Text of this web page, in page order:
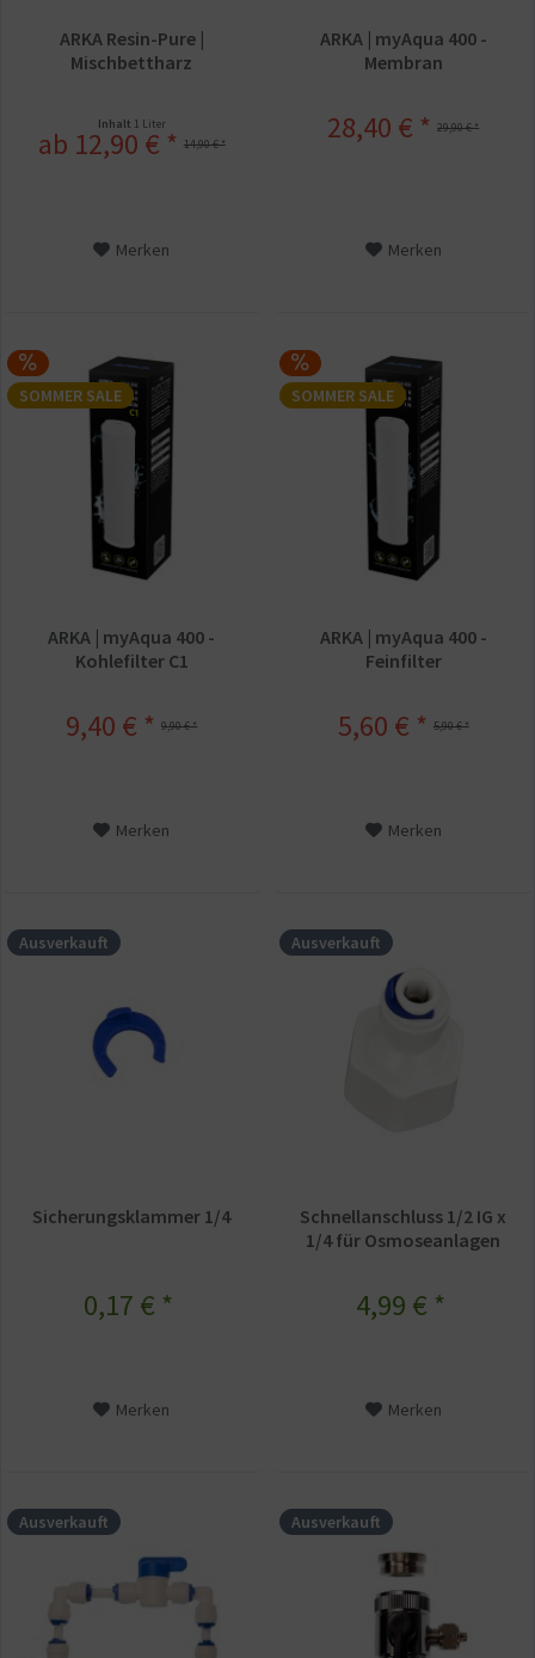
ARKA Resin-Pure |
Mischbettharz
Inhalt 1 Liter
14,90 € *
ab 12,90 € *
Merken
ARKA | myAqua 400 -
Membran
29,90 € *
28,40 € *
Merken
SOMMER SALE
ARKA | myAqua 400 -
Kohlefilter C1
9,90 € *
9,40 € *
Merken
SOMMER SALE
ARKA | myAqua 400 -
Feinfilter
5,90 € *
5,60 € *
Merken
Ausverkauft
Sicherungsklammer 1/4
0,17 € *
Merken
Ausverkauft
Schnellanschluss 1/2 IG x
1/4 für Osmoseanlagen
4,99 € *
Merken
Ausverkauft Ausverkauft